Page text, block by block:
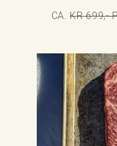
CA.KR 699,-